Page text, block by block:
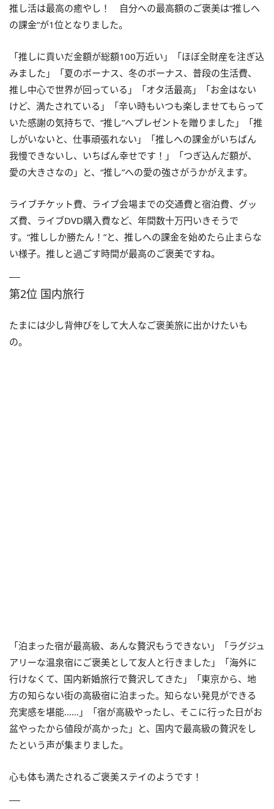
推し活は最高の癒やし！ 自分への最高額のご褒美は“推しへ
の課金”が1位となりました。
「推しに貢いだ金額が総額100万近い」「ほぼ全財産を注ぎ込
みました」「夏のボーナス、冬のボーナス、普段の生活費、
推し中心で世界が回っている」「オタ活最高」「お金はない
けど、満たされている」「辛い時もいつも楽しませてもらって
いた感謝の気持ちで、“推し”へプレゼントを贈りました」「推
しがいないと、仕事頑張れない」「推しへの課金がいちばん
我慢できないし、いちばん幸せです！」「つぎ込んだ額が、
愛の大きさなの」と、“推し”への愛の強さがうかがえます。
ライブチケット費、ライブ会場までの交通費と宿泊費、グッ
ズ費、ライブDVD購入費など、年間数十万円いきそうで
す。“推ししか勝たん！”と、推しへの課金を始めたら止まらな
い様子。推しと過ごす時間が最高のご褒美ですね。
第2位 国内旅行
たまには少し背伸びをして大人なご褒美旅に出かけたいも
の。
「泊まった宿が最高級、あんな贅沢もうできない」「ラグジュ
アリーな温泉宿にご褒美として友人と行きました」「海外に
行けなくて、国内新婚旅行で贅沢してきた」「東京から、地
方の知らない街の高級宿に泊まった。知らない発見ができる
充実感を堪能……」「宿が高級やったし、そこに行った日がお
盆やったから値段が高かった」と、国内で最高級の贅沢をし
たという声が集まりました。
心も体も満たされるご褒美ステイのようです！